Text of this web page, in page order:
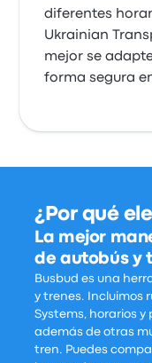
diferentes
Ukrainian
mejor se
forma segura
¿Por qué
La mejor
de autobús y
Busbud es una
y trenes. Incluimos
Systems, horarios
además de otras
tren. Puedes